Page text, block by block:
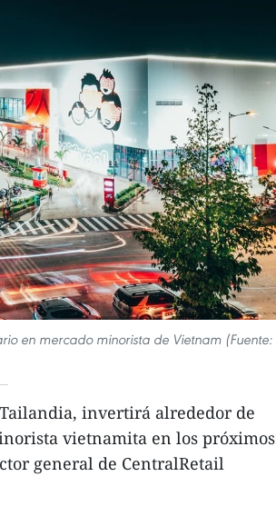
en mercado minorista de Vietnam (Fuente:
invertirá alrededor de
vietnamita en los próximos
general de CentralRetail